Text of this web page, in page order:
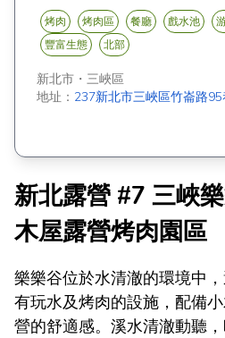
烤肉 烤肉區 餐廳 戲水池
豐富生態
北部
新北市 ・ 三峽區
地址： 237新北市三峽區竹崙路
新北露營 #7 三峽
木屋露營烤肉園區
樂樂谷位於水清澈的環境中
有玩水及烤肉的設施，配備
營的舒適感。溪水清澈動聽